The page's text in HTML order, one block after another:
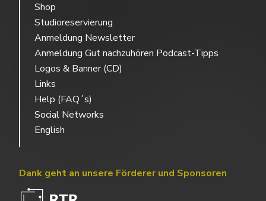
Shop
Studioreservierung
Anmeldung Newsletter
Anmeldung Gut nachzuhören Podcast-Tipps
Logos & Banner (CD)
Links
Help (FAQ´s)
Social Networks
English
Dank geht an unsere Förderer und Sponsoren